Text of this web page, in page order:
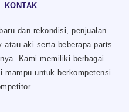
KONTAK
dan rekondisi, penjualan
atau aki serta beberapa parts
Kami memiliki berbagai
mampu untuk berkompetensi